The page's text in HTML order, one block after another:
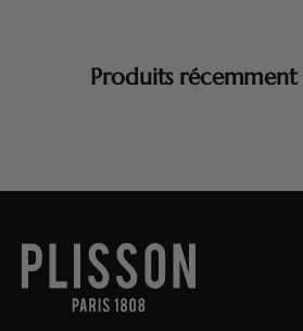
Produits récemment